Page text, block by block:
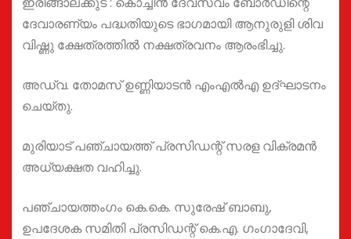
ദേവാരണ്യം പദ്ധതിയുടെ ഭാഗമായി ആനുരുളി ശിവ
വിഷ്ണു ക്ഷേത്രത്തിൽ നക്ഷത്രവനം ആരംഭിച്ചു.
അഡ്വ. തോമസ് ഉണ്ണിയാടൻ എംഎൽഎ ഉദ്‌ഘാടനം
ചെയ്തു.
മുരിയാട് പഞ്ചായത്ത് പ്രസിഡന്റ് സരള വിക്രമൻ
അധ്യക്ഷത വഹിച്ചു.
പഞ്ചായത്തംഗം കെ.കെ. സുരേഷ് ബാബു,
ഉപദേശക സമിതി പ്രസിഡന്റ് കെ.എ. ഗംഗാദേവി,